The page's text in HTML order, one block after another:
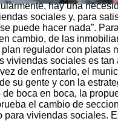
hay una
sociales y, para
puede hacer nada”.
cambio, de las
regulador con platas
viviendas sociales es tan
de enfrentarlo, el
su gente y con la
de boca en boca, la
el cambio de
para viviendas sociales.